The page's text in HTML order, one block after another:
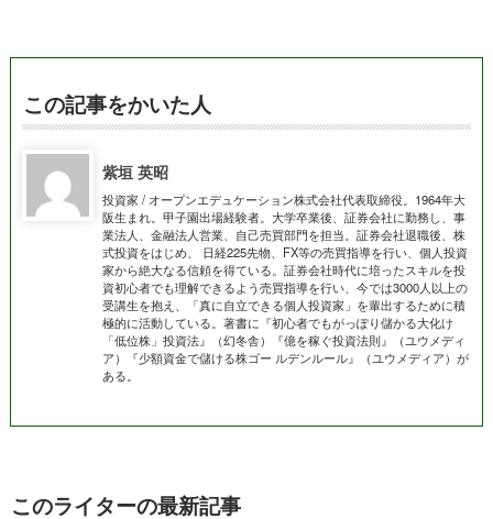
この記事をかいた人
紫垣 英昭
投資家 / オープンエデュケーション株式会社代表取締役。1964年大
阪生まれ。甲子園出場経験者。大学卒業後、証券会社に勤務し、事
業法人、金融法人営業、自己売買部門を担当。証券会社退職後、株
式投資をはじめ、 日経225先物、FX等の売買指導を行い、個人投資
家から絶大なる信頼を得ている。証券会社時代に培ったスキルを投
資初心者でも理解できるよう売買指導を行い、今では3000人以上の
受講生を抱え、「真に自立できる個人投資家」を輩出するために積
極的に活動している。著書に『初心者でもがっぽり儲かる大化け
「低位株」投資法』（幻冬舎）『億を稼ぐ投資法則』（ユウメディ
ア）『少額資金で儲ける株ゴー ルデンルール』（ユウメディア）が
ある。
このライターの最新記事